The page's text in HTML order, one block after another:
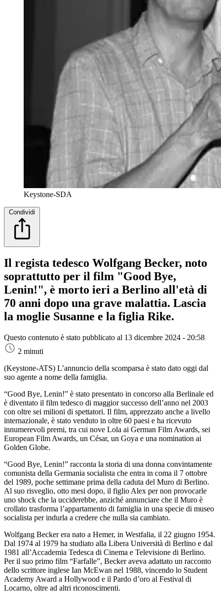
Keystone-SDA
Condividi
Il regista tedesco Wolfgang Becker, noto
soprattutto per il film "Good Bye,
Lenin!", è morto ieri a Berlino all'età di
70 anni dopo una grave malattia. Lascia
la moglie Susanne e la figlia Rike.
Questo contenuto è stato pubblicato al 13 dicembre 2024 - 20:58
2 minuti
(Keystone-ATS) L’annuncio della scomparsa è stato dato oggi dal
suo agente a nome della famiglia.
“Good Bye, Lenin!” è stato presentato in concorso alla Berlinale ed
è diventato il film tedesco di maggior successo dell’anno nel 2003
con oltre sei milioni di spettatori. Il film, apprezzato anche a livello
internazionale, è stato venduto in oltre 60 paesi e ha ricevuto
innumerevoli premi, tra cui nove Lola ai German Film Awards, sei
European Film Awards, un César, un Goya e una nomination ai
Golden Globe.
“Good Bye, Lenin!” racconta la storia di una donna convintamente
comunista della Germania socialista che entra in coma il 7 ottobre
del 1989, poche settimane prima della caduta del Muro di Berlino.
Al suo risveglio, otto mesi dopo, il figlio Alex per non provocarle
uno shock che la ucciderebbe, anziché annunciare che il Muro è
crollato trasforma l’appartamento di famiglia in una specie di museo
socialista per indurla a credere che nulla sia cambiato.
Wolfgang Becker era nato a Hemer, in Westfalia, il 22 giugno 1954.
Dal 1974 al 1979 ha studiato alla Libera Università di Berlino e dal
1981 all’Accademia Tedesca di Cinema e Televisione di Berlino.
Per il suo primo film “Farfalle”, Becker aveva adattato un racconto
dello scrittore inglese Ian McEwan nel 1988, vincendo lo Student
Academy Award a Hollywood e il Pardo d’oro al Festival di
Locarno, oltre ad altri riconoscimenti.